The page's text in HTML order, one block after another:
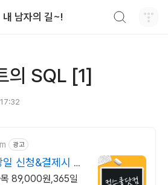
내 남자의 길~!
의 SQL [1]
광고
신청&결제시 기
89,000원,365일